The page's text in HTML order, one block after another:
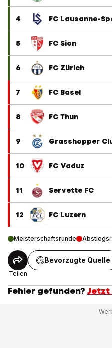
4 FC Lausanne-
5 FC Sion
6 FC Zürich
7 FC Basel
8 FC Thun
9 Grasshopper
10 FC Vaduz
11 Servette FC
12 FC Luzern
Meisterschaftsrunde
Teilen
Bevorzugte Quelle
Fehler gefunden? Jetzt